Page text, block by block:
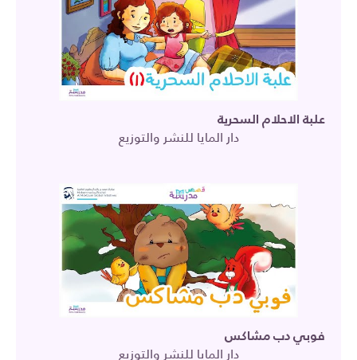
علبة الاحلام السحرية
دار المايا للنشر والتوزيع
فوبي دب مشاكس
دار المايا للنشر والتوزيع